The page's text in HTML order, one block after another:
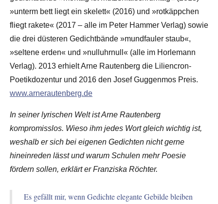
»unterm bett liegt ein skelett« (2016) und »rot­käppchen
fliegt rakete« (2017 – alle im Peter Hammer Verlag) sowie
die drei düsteren Gedicht­bände »mund­fauler staub«,
»seltene erden« und »nulluhrnull« (alle im Horlemann
Verlag). 2013 erhielt Arne Rauten­berg die Liliencron-
Poetik­dozentur und 2016 den Josef Guggenmos Preis.
www.arnerautenberg.de
In seiner lyrischen Welt ist Arne Rautenberg
kompromisslos. Wieso ihm jedes Wort gleich wichtig ist,
weshalb er sich bei eigenen Gedichten nicht gerne
hineinreden lässt und warum Schulen mehr Poesie
fördern sollen, erklärt er Franziska Röchter.
Es gefällt mir, wenn Gedichte elegante Gebilde bleiben